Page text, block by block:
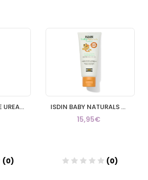
Añadir
ISDIN FOOT CARE UREADIN PODOS GEL OIL HIDRATANTE 1 ENVASE 75 ml
(0)
ISDIN BABY NATURALS NUTRAISDIN POMADA DEL PAÑAL REGENERADORA 1 ENVASE 100 ml
15,95€
(0)